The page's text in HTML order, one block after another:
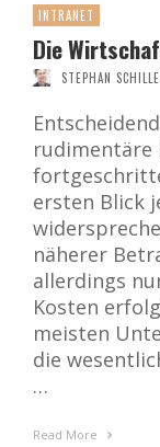
INTRANET
Die
STEPHAN
rudimentäre
ersten Blick
näherer
allerdings
Kosten
meisten
die
…
Read More